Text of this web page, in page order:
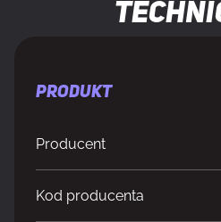
PRODUKT
Producent
Kod producenta